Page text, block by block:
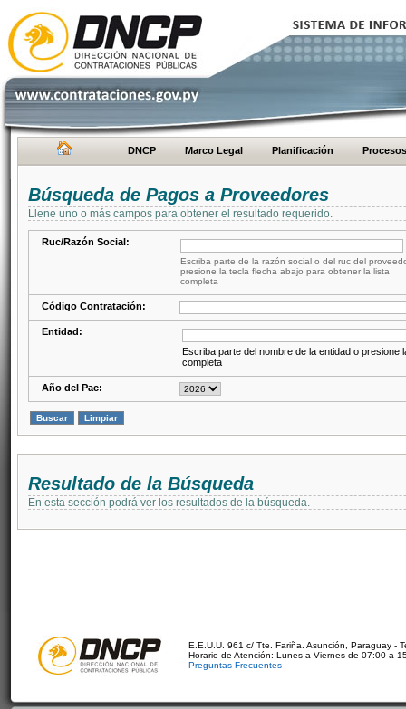
DNCP Marco Legal Planificación Procesos
Búsqueda de Pagos a Proveedores
Llene uno o más campos para obtener el resultado requerido.
Ruc/Razón Social:
Escriba parte de la razón social o del ruc del
presione la tecla flecha abajo para obtener la lista
completa
Código Contratación:
Entidad:
Escriba parte del nombre de la entidad o presione
completa
Año del Pac:
Resultado de la Búsqueda
En esta sección podrá ver los resultados de la búsqueda.
E.E.U.U. 961 c/ Tte. Fariña. Asunción, Paraguay -
Horario de Atención: Lunes a Viernes de 07:00 a
Preguntas Frecuentes